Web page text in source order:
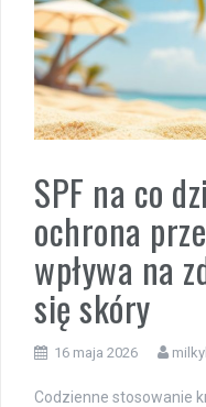
SPF na co
ochrona
wpływa na
się skóry
16 maja 2026
Codzienne stosowanie